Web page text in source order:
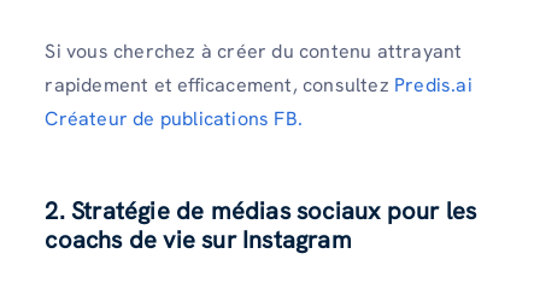
Si vous cherchez à créer du contenu attrayant
rapidement et efficacement, consultez Predis.ai
Créateur de publications FB.
2. Stratégie de médias sociaux pour les
coachs de vie sur Instagram